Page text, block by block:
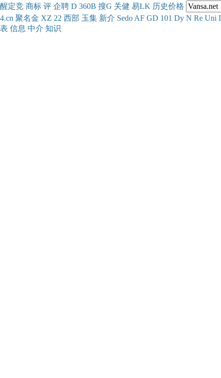
醒定竞 商标 评 企聘 D 360B 搜G 关健 易LK 历史价格
4.cn 聚名金 XZ 22 西部 玉集 新介 Sedo AF GD 101 Dy N Re Uni
表 信息 中介 知识